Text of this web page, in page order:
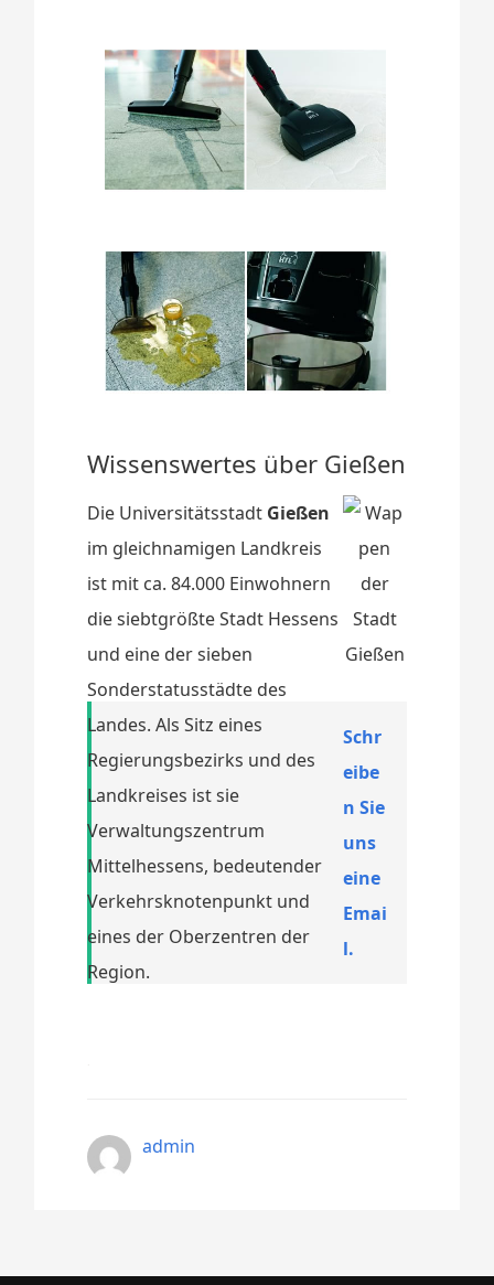
Wissenswertes über Gießen
Die Universitätsstadt Gießen
im gleichnamigen Landkreis
ist mit ca. 84.000 Einwohnern
die siebtgrößte Stadt Hessens
und eine der sieben
Sonderstatusstädte des
Landes. Als Sitz eines
Regierungsbezirks und des
Landkreises ist sie
Verwaltungszentrum
Mittelhessens, bedeutender
Verkehrsknotenpunkt und
eines der Oberzentren der
Region.
Schr
eibe
n Sie
uns
eine
Emai
l.
admin